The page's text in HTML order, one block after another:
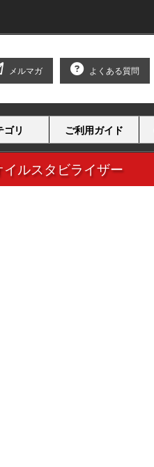
メルマガ よくある質問
ゴリ ご利用ガイド
ルスタビライザー